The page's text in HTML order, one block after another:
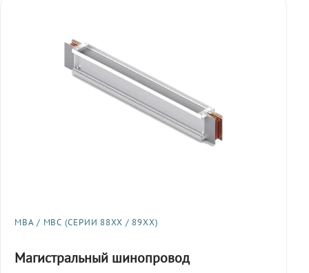
МВА / МВС (СЕРИИ 88XX / 89XX)
Магистральный шинопровод